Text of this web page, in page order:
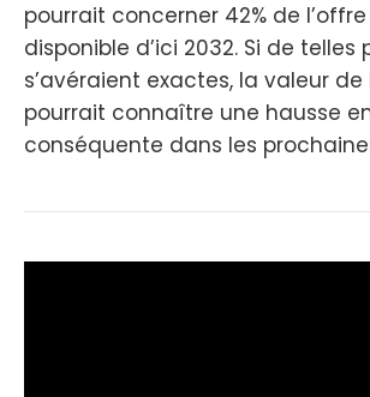
pourrait concerner 42% de
disponible d’ici 2032. Si de telles
s’avéraient exactes, la valeur de
pourrait connaître une hausse
conséquente dans les